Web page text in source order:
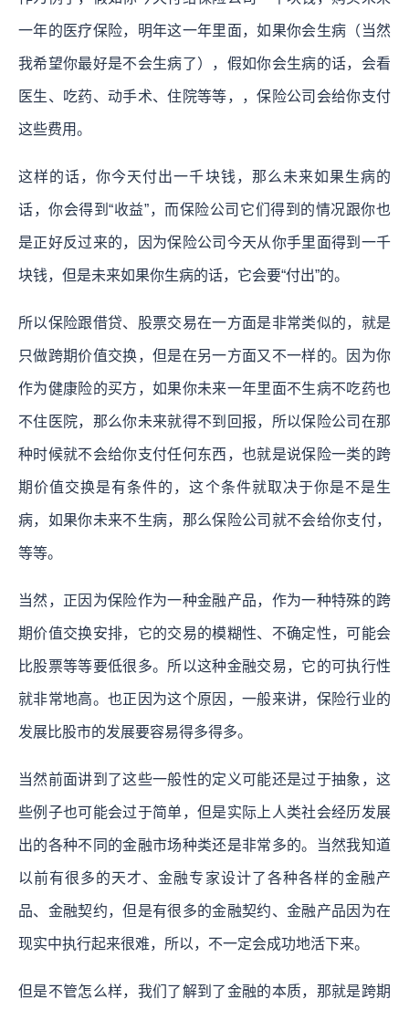
一年的医疗保险，明年这一年里面，如果你会生病（当然
我希望你最好是不会生病了），假如你会生病的话，会看
医生、吃药、动手术、住院等等，，保险公司会给你支付
这些费用。
这样的话，你今天付出一千块钱，那么未来如果生病的
话，你会得到“收益”，而保险公司它们得到的情况跟你也
是正好反过来的，因为保险公司今天从你手里面得到一千
块钱，但是未来如果你生病的话，它会要“付出”的。
所以保险跟借贷、股票交易在一方面是非常类似的，就是
只做跨期价值交换，但是在另一方面又不一样的。因为你
作为健康险的买方，如果你未来一年里面不生病不吃药也
不住医院，那么你未来就得不到回报，所以保险公司在那
种时候就不会给你支付任何东西，也就是说保险一类的跨
期价值交换是有条件的，这个条件就取决于你是不是生
病，如果你未来不生病，那么保险公司就不会给你支付，
等等。
当然，正因为保险作为一种金融产品，作为一种特殊的跨
期价值交换安排，它的交易的模糊性、不确定性，可能会
比股票等等要低很多。所以这种金融交易，它的可执行性
就非常地高。也正因为这个原因，一般来讲，保险行业的
发展比股市的发展要容易得多得多。
当然前面讲到了这些一般性的定义可能还是过于抽象，这
些例子也可能会过于简单，但是实际上人类社会经历发展
出的各种不同的金融市场种类还是非常多的。当然我知道
以前有很多的天才、金融专家设计了各种各样的金融产
品、金融契约，但是有很多的金融契约、金融产品因为在
现实中执行起来很难，所以，不一定会成功地活下来。
但是不管怎么样，我们了解到了金融的本质，那就是跨期